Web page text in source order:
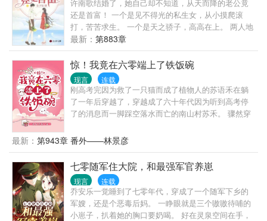
许南歌结婚了，她自己却不知道，从天而降的老公竟
还是首富！ 一个是见不得光的私生女，从小摸爬滚
打，苦苦求生。 一个是天之骄子，高高在上。 两人地
位天差地别，众人等着许南歌被扫地出门，可等着等
着，却只等来了首富的一条朋友圈： “老婆，可不可以
不离婚？” 众：？？
最新： 第883章
惊！我竟在六零端上了铁饭碗
现言 连载
刚高考完因为救了一只猫而成了植物人的苏语禾在躺
了一年后穿越了，穿越成了六十年代因为听到高考停
了的消息而一脚踩空落水而亡的南山村苏禾。 骤然穿
纸，苏禾很不适应，但还要面临找工作的压力……
哎，她还是个孩子啊，还有她刚考上的大学啊，没
啦！！！ ……认清事实后，苏禾开始了在六十年代的
求生生涯，并且一不小心，竟然端上了铁饭碗，还把
整个老苏家都带起来了！ 不止活成了人人羡慕的样
子，还有了幸福的家庭，日子过得风生水起，在六七
十年代，活出了她想要的生活……
最新： 第943章 番外——林景彦
七零随军住大院，和最强军官养崽
现言 连载
乔安乐一觉睡到了七零年代，穿成了一个随军下乡的
军嫂，还是个恶毒后妈。 一睁眼就是三个嗷嗷待哺的
小崽子，扒着她的胸口要奶喝。 好在灵泉空间在手，